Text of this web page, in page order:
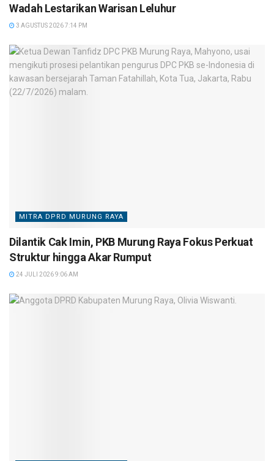
Wadah Lestarikan Warisan Leluhur
3 AGUSTUS 2026 7:14 PM
MITRA DPRD MURUNG RAYA
Dilantik Cak Imin, PKB Murung Raya Fokus Perkuat
Struktur hingga Akar Rumput
24 JULI 2026 9:06 AM